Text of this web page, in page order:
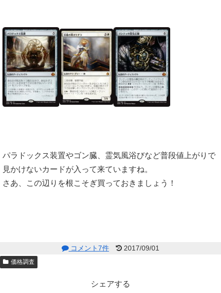
パラドックス装置やゴン臓、霊気風浴びなど普段値上がりで
見かけないカードが入って来ていますね。
さあ、この辺りを根こそぎ買っておきましょう！
コメント7件 2017/09/01
価格調査
シェアする